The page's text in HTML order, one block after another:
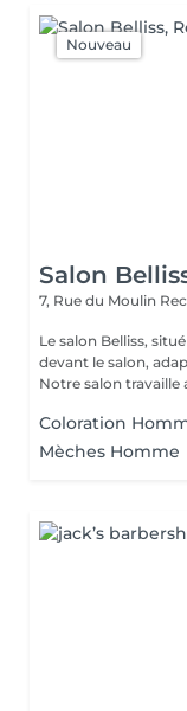
Nouveau
Salon
7, Rue du Moulin
Le salon Belliss,
devant le salon,
Notre salon travaille
Coloration
Mèches Homme